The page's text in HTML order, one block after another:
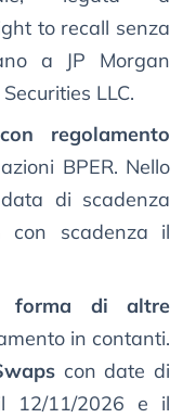
to recall senza
a JP Morgan
LLC.
regolamento
BPER. Nello
di scadenza
con scadenza il
forma di altre
in contanti.
con date di
12/11/2026 e il